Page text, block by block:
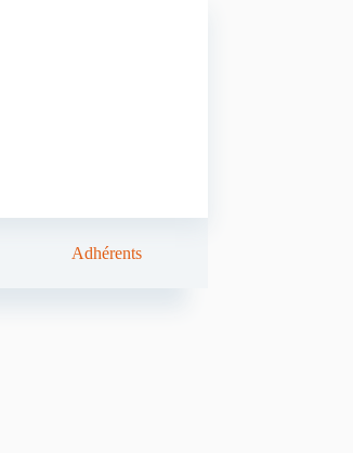
Adhérents